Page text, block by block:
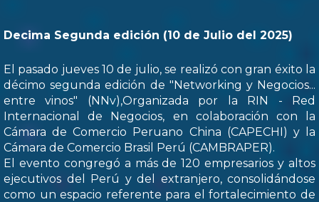
Decima Segunda edición (10 de Julio del 2025)
El pasado jueves 10 de julio, se realizó con gran éxito la
décimo segunda edición de "Networking y Negocios...
entre vinos" (NNv),Organizada por la RIN - Red
Internacional de Negocios, en colaboración con la
Cámara de Comercio Peruano China (CAPECHI) y la
Cámara de Comercio Brasil Perú (CAMBRAPER).
El evento congregó a más de 120 empresarios y altos
ejecutivos del Perú y del extranjero, consolidándose
como un espacio referente para el fortalecimiento de